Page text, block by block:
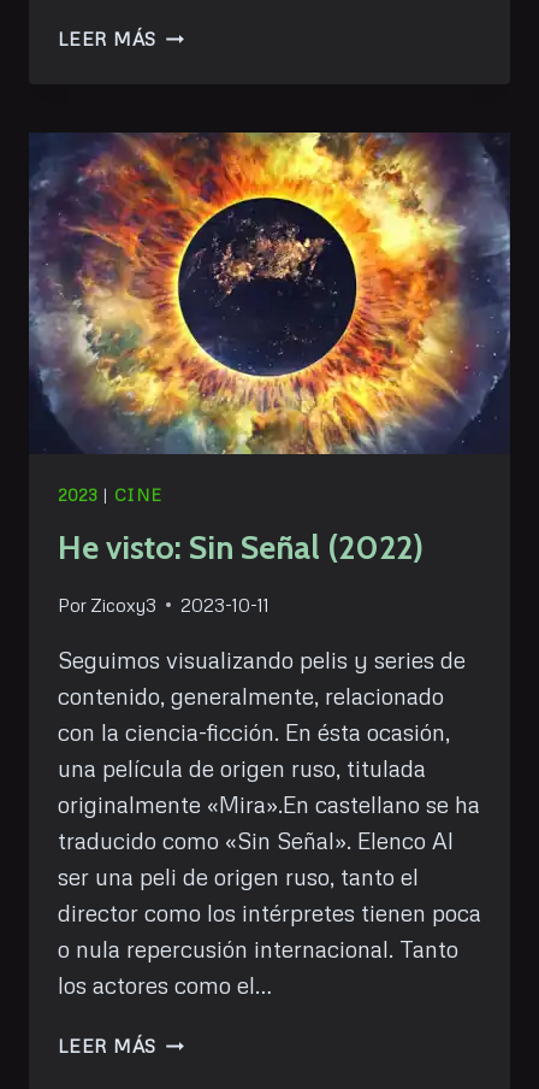
LEER MÁS HE
2023 | CINE
He visto: Sin Señal (2022)
Por Zicoxy3 2023-10-11
Seguimos visualizando pelis y series de
contenido, generalmente, relacionado
con la ciencia-ficción. En ésta ocasión,
una película de origen ruso, titulada
originalmente «Mira».En castellano se ha
traducido como «Sin Señal». Elenco Al
ser una peli de origen ruso, tanto el
director como los intérpretes tienen poca
o nula repercusión internacional. Tanto
los actores como el…
LEER MÁS HE